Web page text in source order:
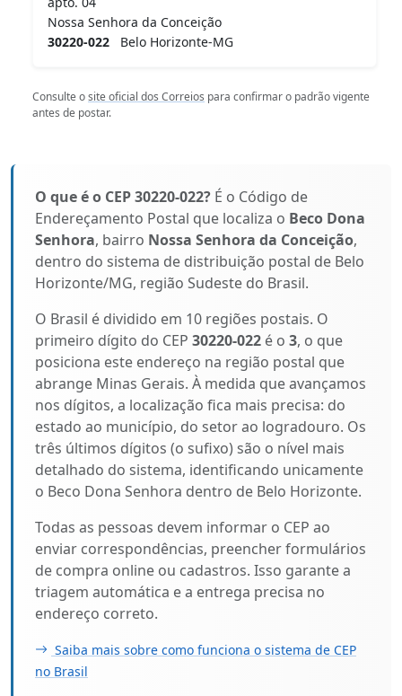
Nossa Senhora da Conceição
30220-022 Belo Horizonte-MG
Consulte osite oficial dos Correios para confirmar o padrão vigente
antes de postar.
O que é o CEP 30220-022? É o Código de
Endereçamento Postal que localiza o Beco Dona
Senhora, bairro Nossa Senhora da Conceição,
dentro do sistema de distribuição postal de Belo
Horizonte/MG, região Sudeste do Brasil.
O Brasil é dividido em 10 regiões postais. O
primeiro dígito do CEP 30220-022 é o 3, o que
posiciona este endereço na região postal que
abrange Minas Gerais. À medida que avançamos
nos dígitos, a localização fica mais precisa: do
estado ao município, do setor ao logradouro. Os
três últimos dígitos (o sufixo) são o nível mais
detalhado do sistema, identificando unicamente
o Beco Dona Senhora dentro de Belo Horizonte.
Todas as pessoas devem informar o CEP ao
enviar correspondências, preencher formulários
de compra online ou cadastros. Isso garante a
triagem automática e a entrega precisa no
endereço correto.
Saiba mais sobre como funciona o sistema de CEP
no Brasil